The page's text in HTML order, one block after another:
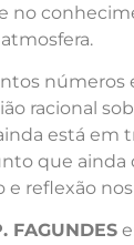
no
números
racional
está em
que ainda
reflexão
FAGUNDES